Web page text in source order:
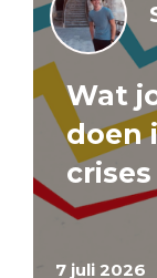
7 juli 2026
Wat
doen
crises